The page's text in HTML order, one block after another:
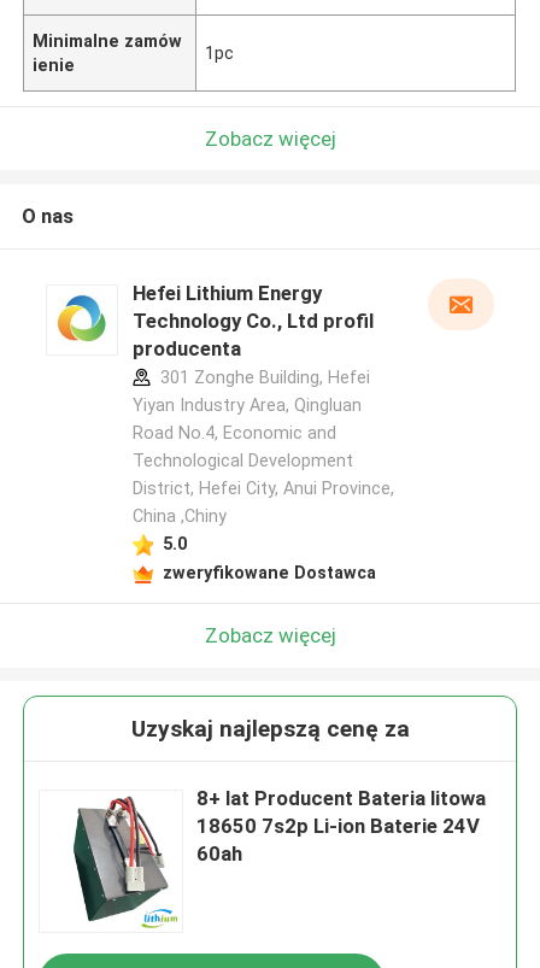
Minimalne zamów
ienie
1pc
Zobacz więcej
O nas
Hefei Lithium Energy
Technology Co., Ltd profil
producenta
301 Zonghe Building, Hefei
Yiyan Industry Area, Qingluan
Road No.4, Economic and
Technological Development
District, Hefei City, Anui Province,
China ,Chiny
5.0
zweryfikowane Dostawca
Zobacz więcej
Uzyskaj najlepszą cenę za
8+ lat Producent Bateria litowa
18650 7s2p Li-ion Baterie 24V
60ah